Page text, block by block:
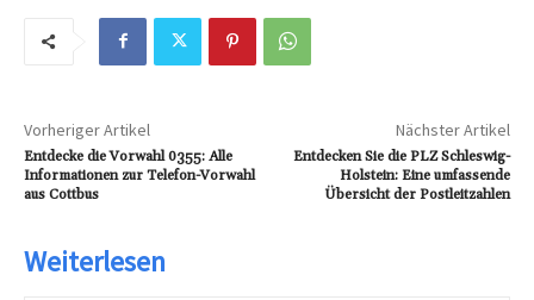
Vorheriger Artikel
Entdecke die Vorwahl 0355: Alle
Informationen zur Telefon-Vorwahl
aus Cottbus
Nächster Artikel
Entdecken Sie die PLZ Schleswig-
Holstein: Eine umfassende
Übersicht der Postleitzahlen
Weiterlesen